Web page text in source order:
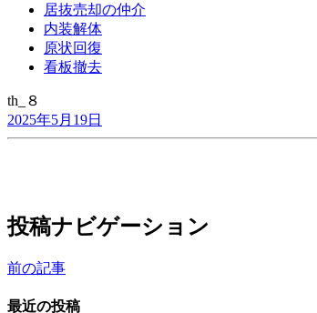
居抜売却の仲介
内装解体
原状回復
看板撤去
th_８
2025年5月19日
投稿ナビゲーション
前の記事
最近の投稿